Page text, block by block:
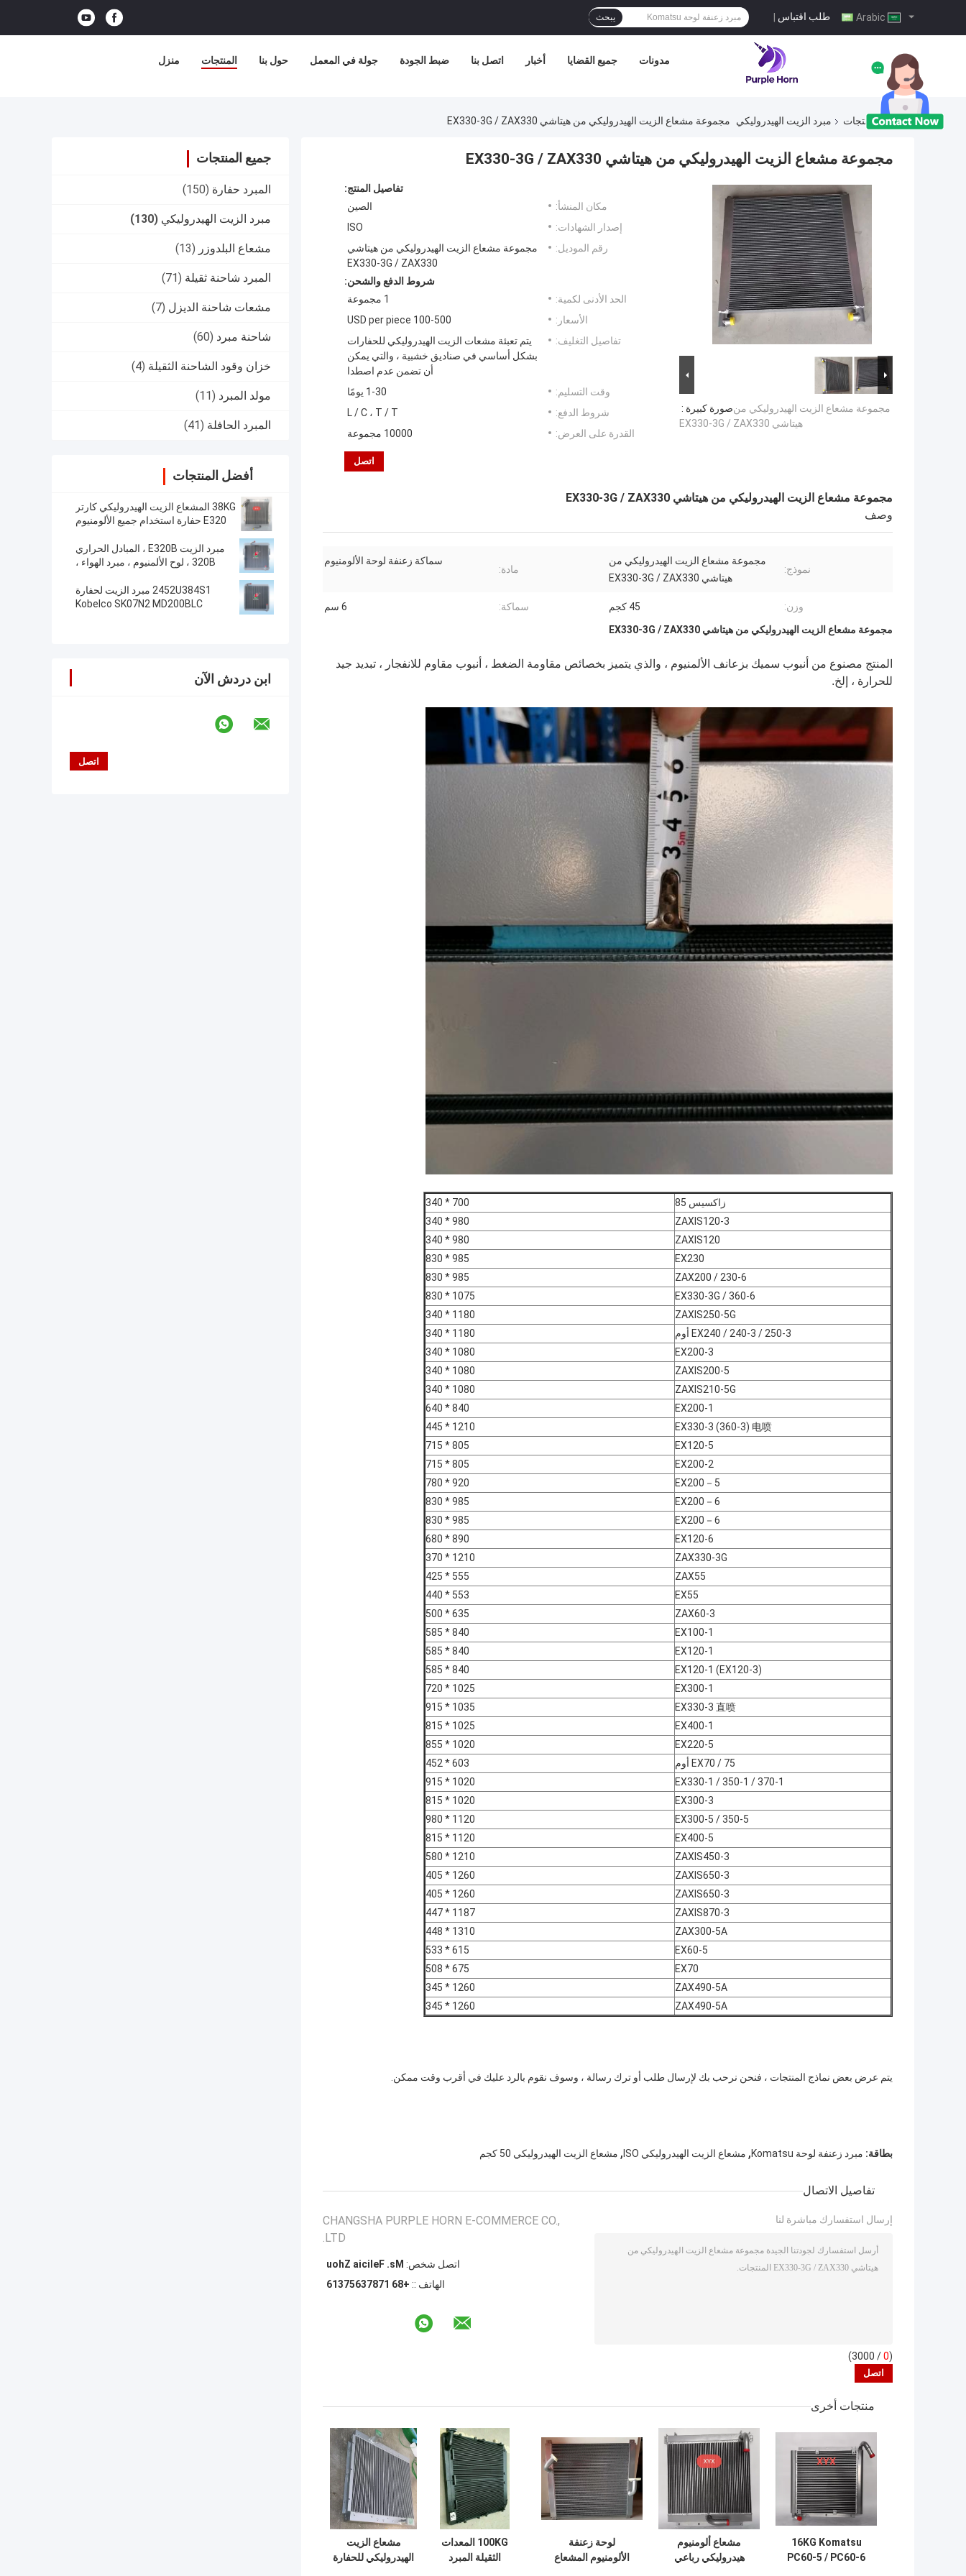
طلب اقتباس | يبحث
منزل المنتجات حول بنا جولة في المعمل ضبط الجودة اتصل بنا أخبار جميع القضايا مدونات
منزل المنتجات مبرد الزيت الهيدروليكي مجموعة مشعاع الزيت الهيدروليكي من هيتاشي EX330-3G / ZAX330
جميع المنتجات
المبرد حفارة (150)
مبرد الزيت الهيدروليكي (130)
مشعاع البلدوزر (13)
المبرد شاحنة ثقيلة (71)
مشعات شاحنة الديزل (7)
شاحنة مبرد (60)
خزان وقود الشاحنة الثقيلة (4)
مولد المبرد (11)
المبرد الحافلة (41)
أفضل المنتجات
38KG المشعاع الزيت الهيدروليكي كارتر
E320 حفارة استخدام جميع الألومنيوم
مبرد الزيت E320B ، المبادل الحراري
320B ، لوح الألمنيوم ، مبرد الهواء ،
2970،118-9954
2452U384S1 مبرد الزيت لحفارة
Kobelco SK07N2 MD200BLC
ابن دردش الآن
مجموعة مشعاع الزيت الهيدروليكي من هيتاشي EX330-3G / ZAX330
صورة كبيرة :مجموعة مشعاع الزيت الهيدروليكي من
هيتاشي EX330-3G / ZAX330
تفاصيل المنتج:
مكان المنشأ:
الصين
إصدار الشهادات:
ISO
رقم الموديل:
مجموعة مشعاع الزيت الهيدروليكي من هيتاشي
EX330-3G / ZAX330
شروط الدفع والشحن:
الحد الأدنى لكمية:
1 مجموعة
الأسعار:
100-500 USD per piece
تفاصيل التغليف:
يتم تعبئة مشعات الزيت الهيدروليكي للحفارات
بشكل أساسي في صناديق خشبية ، والتي يمكن
أن تضمن عدم اصطدا
وقت التسليم:
1-30 يومًا
شروط الدفع:
L / C ، T / T
القدرة على العرض:
10000 مجموعة
اتصل
مجموعة مشعاع الزيت الهيدروليكي من هيتاشي EX330-3G / ZAX330
وصف
نموذج:
مجموعة مشعاع الزيت الهيدروليكي من
هيتاشي EX330-3G / ZAX330
مادة:
سماكة زعنفة لوحة الألومنيوم
وزن: 45 كجم سماكة:
6 سم
مجموعة مشعاع الزيت الهيدروليكي من هيتاشي EX330-3G / ZAX330
المنتج مصنوع من أنبوب سميك بزعانف الألمنيوم ، والذي يتميز بخصائص مقاومة الضغط ، أنبوب مقاوم للانفجار ، تبديد جيد
للحرارة ، إلخ.
زاكسيس 85
700 * 340
ZAXIS120-3
980 * 340
ZAXIS120
980 * 340
EX230
985 * 830
ZAX200 / 230-6
985 * 830
EX330-3G / 360-6
1075 * 830
ZAXIS250-5G
1180 * 340
EX240 / 240-3 / 250-3 أوم
1180 * 340
EX200-3
1080 * 340
ZAXIS200-5
1080 * 340
ZAXIS210-5G
1080 * 340
EX200-1
840 * 640
EX330-3 (360-3) 电喷
1210 * 445
EX120-5
805 * 715
EX200-2
805 * 715
EX200－5
920 * 780
EX200－6
985 * 830
EX200－6
985 * 830
EX120-6
890 * 680
ZAX330-3G
1210 * 370
ZAX55
555 * 425
EX55
553 * 440
ZAX60-3
635 * 500
EX100-1
840 * 585
EX120-1
840 * 585
EX120-1 (EX120-3)
840 * 585
EX300-1
1025 * 720
EX330-3 直喷
1035 * 915
EX400-1
1025 * 815
EX220-5
1020 * 855
EX70 / 75 أوم
603 * 452
EX330-1 / 350-1 / 370-1
1020 * 915
EX300-3
1020 * 815
EX300-5 / 350-5
1120 * 980
EX400-5
1120 * 815
ZAXIS450-3
1210 * 580
ZAXIS650-3
1260 * 405
ZAXIS650-3
1260 * 405
ZAXIS870-3
1187 * 447
ZAX300-5A
1310 * 448
EX60-5
615 * 533
EX70
675 * 508
ZAX490-5A
1260 * 345
ZAX490-5A
1260 * 345
يتم عرض بعض نماذج المنتجات ، فنحن نرحب بك لإرسال طلب أو ترك رسالة ، وسوف نقوم بالرد عليك في أقرب وقت ممكن.
بطاقة: مبرد زعنفة لوحة Komatsu , مشعاع الزيت الهيدروليكي ISO , مشعاع الزيت الهيدروليكي 50 كجم
تفاصيل الاتصال
CHANGSHA PURPLE HORN E-COMMERCE CO.,
LTD.
اتصل شخص: Ms. Felicia Zhou
الهاتف :: +86 17873657316
إرسال استفسارك مباشرة لنا
(
0
/ 3000)
منتجات أخرى
16KG Komatsu
PC60-5 / PC60-6
مشعاع ألومنيوم
هيدروليكي رباعي
لوحة زعنفة
الألومنيوم المشعاع
100KG المعدات
الثقيلة المبرد
مشعاع الزيت
الهيدروليكي للحفارة